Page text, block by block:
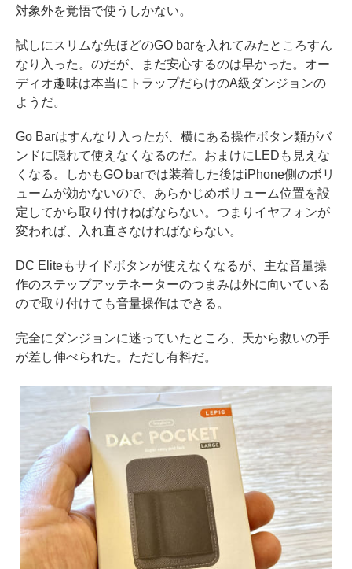
対象外を覚悟で使うしかない。
試しにスリムな先ほどのGO barを入れてみたところすん
なり入った。のだが、まだ安心するのは早かった。オー
ディオ趣味は本当にトラップだらけのA級ダンジョンの
ようだ。
Go Barはすんなり入ったが、横にある操作ボタン類がバ
ンドに隠れて使えなくなるのだ。おまけにLEDも見えな
くなる。しかもGO barでは装着した後はiPhone側のボリ
ュームが効かないので、あらかじめボリューム位置を設
定してから取り付けねばならない。つまりイヤフォンが
変われば、入れ直さなければならない。
DC Eliteもサイドボタンが使えなくなるが、主な音量操
作のステップアッテネーターのつまみは外に向いている
ので取り付けても音量操作はできる。
完全にダンジョンに迷っていたところ、天から救いの手
が差し伸べられた。ただし有料だ。